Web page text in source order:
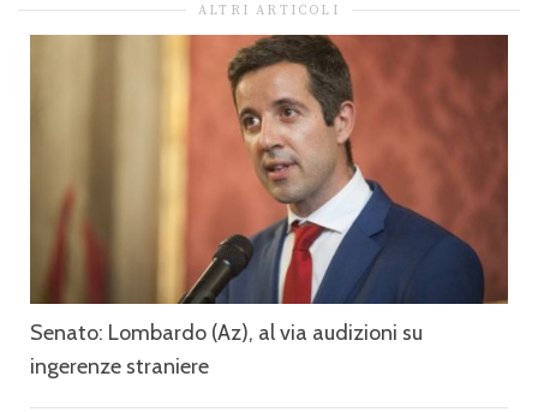
ALTRI ARTICOLI
Senato: Lombardo (Az), al via audizioni su
ingerenze straniere